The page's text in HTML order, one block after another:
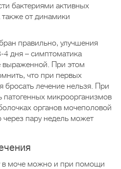
бактериями активных
от динамики
правильно, улучшения
4 дня – симптоматика
выраженной. При этом
что при первых
лечение нельзя. При
патогенных микроорганизмов
органов мочеполовой
через пару недель может
в моче можно и при помощи